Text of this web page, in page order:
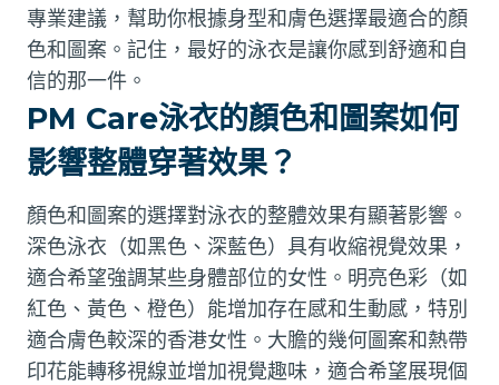
專業建議，幫助你根據身型和膚色選擇最適合的顏
色和圖案。記住，最好的泳衣是讓你感到舒適和自
信的那一件。
PM Care泳衣的顏色和圖案如何
影響整體穿著效果？
顏色和圖案的選擇對泳衣的整體效果有顯著影響。
深色泳衣（如黑色、深藍色）具有收縮視覺效果，
適合希望強調某些身體部位的女性。明亮色彩（如
紅色、黃色、橙色）能增加存在感和生動感，特別
適合膚色較深的香港女性。大膽的幾何圖案和熱帶
印花能轉移視線並增加視覺趣味，適合希望展現個